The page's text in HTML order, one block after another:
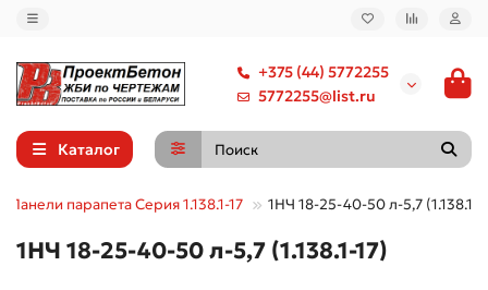
+375 (44) 5772255
5772255@list.ru
Каталог
Панели парапета Серия 1.138.1-17 1НЧ 18-25-40-50 л-5,7 (1.138.1-
1НЧ 18-25-40-50 л-5,7 (1.138.1-17)